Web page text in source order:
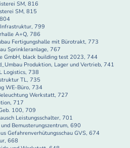
SM, 816
SM, 815
799
A+Q, 786
Fertigungshalle mit Bürotrakt, 773
Sprinkleranlage, 767
GmbH, black building test 2023, 744
Produktion, Lager und Vertrieb, 741
Logistics, 738
TL, 735
WE-Büro, 734
Werkstatt, 727
717
100, 709
Leistungsschalter, 701
Bemusterungszentrum, 690
Gefahrenverhütungsschau GVS, 674
668